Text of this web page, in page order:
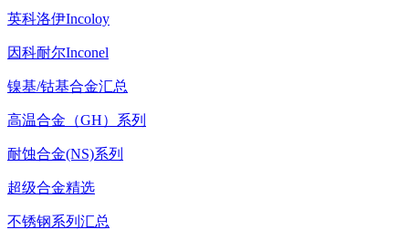
英科洛伊Incoloy
因科耐尔Inconel
镍基/钴基合金汇总
高温合金（GH）系列
耐蚀合金(NS)系列
超级合金精选
不锈钢系列汇总